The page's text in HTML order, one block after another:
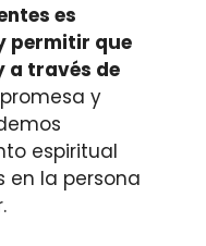
es
permitir que
a través de
y
espiritual
en la persona